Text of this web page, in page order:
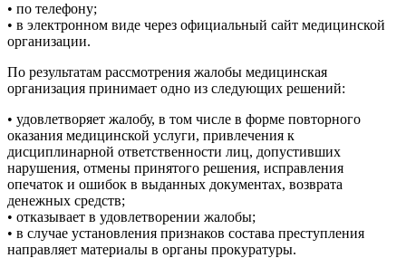
• по телефону;
• в электронном виде через официальный сайт медицинской
организации.
По результатам рассмотрения жалобы медицинская
организация принимает одно из следующих решений:
• удовлетворяет жалобу, в том числе в форме повторного
оказания медицинской услуги, привлечения к
дисциплинарной ответственности лиц, допустивших
нарушения, отмены принятого решения, исправления
опечаток и ошибок в выданных документах, возврата
денежных средств;
• отказывает в удовлетворении жалобы;
• в случае установления признаков состава преступления
направляет материалы в органы прокуратуры.